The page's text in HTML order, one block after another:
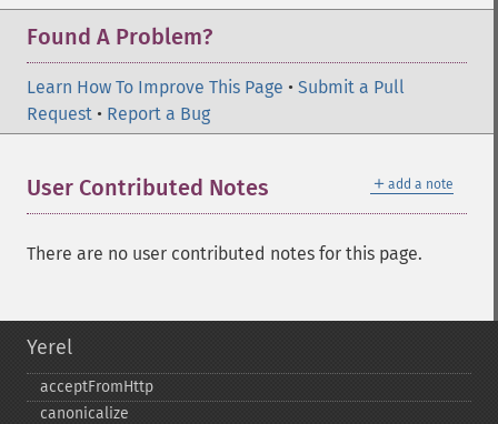
Found A Problem?
Learn How To Improve This Page • Submit a Pull
Request • Report a Bug
＋ add a note
User Contributed Notes
There are no user contributed notes for this page.
Yerel
acceptFromHttp
canonicalize